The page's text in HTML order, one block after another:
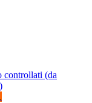
controllati (da